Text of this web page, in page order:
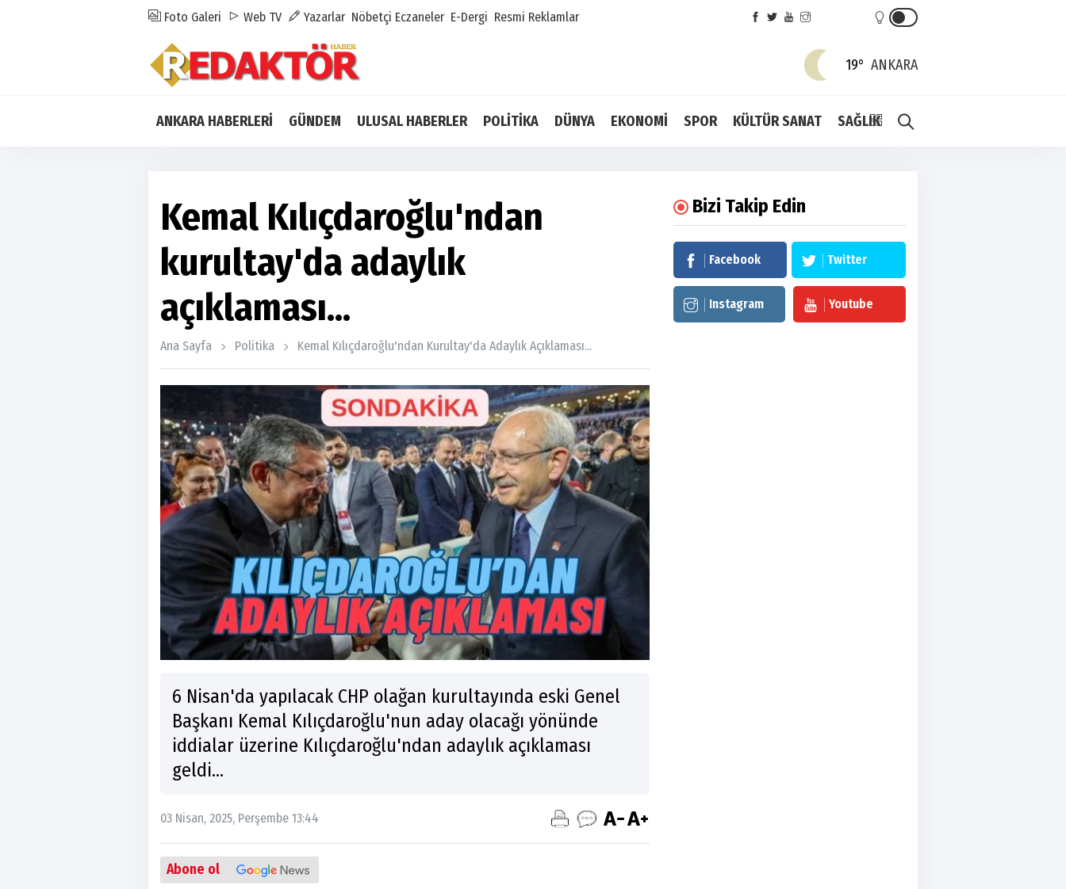
Foto Galeri Web TV Yazarlar Nöbetçi Eczaneler E-Dergi Resmi Reklamlar
19° ANKARA
ANKARA HABERLERİ GÜNDEM ULUSAL HABERLER POLİTİKA DÜNYA EKONOMİ SPOR KÜLTÜR SANAT SAĞLIK
Kemal Kılıçdaroğlu'ndan
kurultay'da adaylık
açıklaması...
Ana Sayfa Politika Kemal Kılıçdaroğlu'ndan Kurultay'da Adaylık Açıklaması...
6 Nisan'da yapılacak CHP olağan kurultayında eski Genel
Başkanı Kemal Kılıçdaroğlu'nun aday olacağı yönünde
iddialar üzerine Kılıçdaroğlu'ndan adaylık açıklaması
geldi...
03 Nisan, 2025, Perşembe 13:44
Abone ol
Bizi Takip Edin
Facebook Twitter
Instagram Youtube